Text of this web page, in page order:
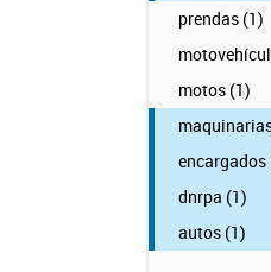
prendas (1)
motos (1)
encargados
dnrpa (1)
autos (1)